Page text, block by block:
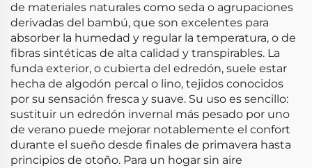
de materiales naturales como seda o agrupaciones
derivadas del bambú, que son excelentes para
absorber la humedad y regular la temperatura, o de
fibras sintéticas de alta calidad y transpirables. La
funda exterior, o cubierta del edredón, suele estar
hecha de algodón percal o lino, tejidos conocidos
por su sensación fresca y suave. Su uso es sencillo:
sustituir un edredón invernal más pesado por uno
de verano puede mejorar notablemente el confort
durante el sueño desde finales de primavera hasta
principios de otoño. Para un hogar sin aire